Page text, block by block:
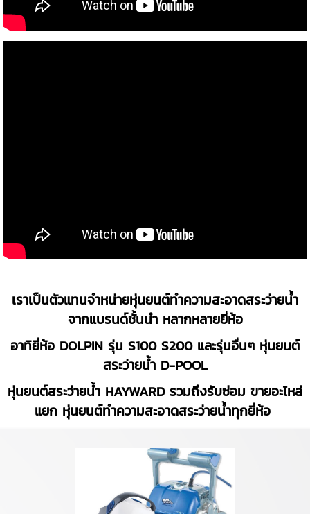
เราเป็นตัวแทนจำหน่ายหุ่นยนต์ทำความสะอาดสระว่ายน้ำ
จากแบรนด์ชั้นนำ หลากหลายยี่ห้อ
อาทิยี่ห้อ DOLPIN รุ่น S100 S200 และรุ่นอื่นๆ หุ่นยนต์
สระว่ายน้ำ D-POOL
หุ่นยนต์สระว่ายน้ำ HAYWARD รวมถึงรับซ่อม ขายอะไหล่
แยก หุ่นยนต์ทำความสะอาดสระว่ายน้ำทุกยี่ห้อ